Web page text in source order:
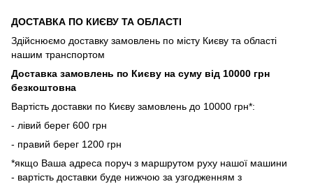
ДОСТАВКА ПО КИЄВУ ТА ОБЛАСТІ
Здійснюємо доставку замовлень по місту Києву та області
нашим транспортом
Доставка замовлень по Києву на суму від 10000 грн
безкоштовна
Вартість доставки по Києву замовлень до 10000 грн*:
- лівий берег 600 грн
- правий берег 1200 грн
*якщо Ваша адреса поруч з маршрутом руху нашої машини
- вартість доставки буде нижчою за узгодженням з